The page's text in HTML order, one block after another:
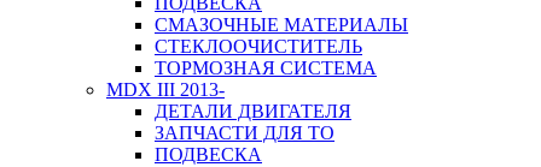
СМАЗОЧНЫЕ МАТЕРИАЛЫ
СТЕКЛООЧИСТИТЕЛЬ
ТОРМОЗНАЯ СИСТЕМА
MDX III 2013-
ДЕТАЛИ ДВИГАТЕЛЯ
ЗАПЧАСТИ ДЛЯ ТО
ПОДВЕСКА